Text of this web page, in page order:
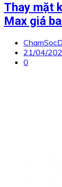
Thay mặt
Max giá
21/04/
0